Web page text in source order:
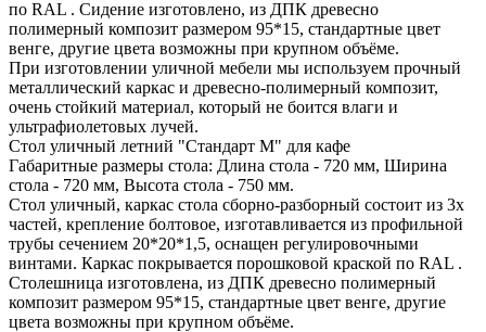
по RAL . Сидение изготовлено, из ДПК древесно
полимерный композит размером 95*15, стандартные цвет
венге, другие цвета возможны при крупном объёме.
При изготовлении уличной мебели мы используем прочный
металлический каркас и древесно-полимерный композит,
очень стойкий материал, который не боится влаги и
ультрафиолетовых лучей.
Стол уличный летний "Стандарт М" для кафе
Габаритные размеры стола: Длина стола - 720 мм, Ширина
стола - 720 мм, Высота стола - 750 мм.
Стол уличный, каркас стола сборно-разборный состоит из 3х
частей, крепление болтовое, изготавливается из профильной
трубы сечением 20*20*1,5, оснащен регулировочными
винтами. Каркас покрывается порошковой краской по RAL .
Столешница изготовлена, из ДПК древесно полимерный
композит размером 95*15, стандартные цвет венге, другие
цвета возможны при крупном объёме.